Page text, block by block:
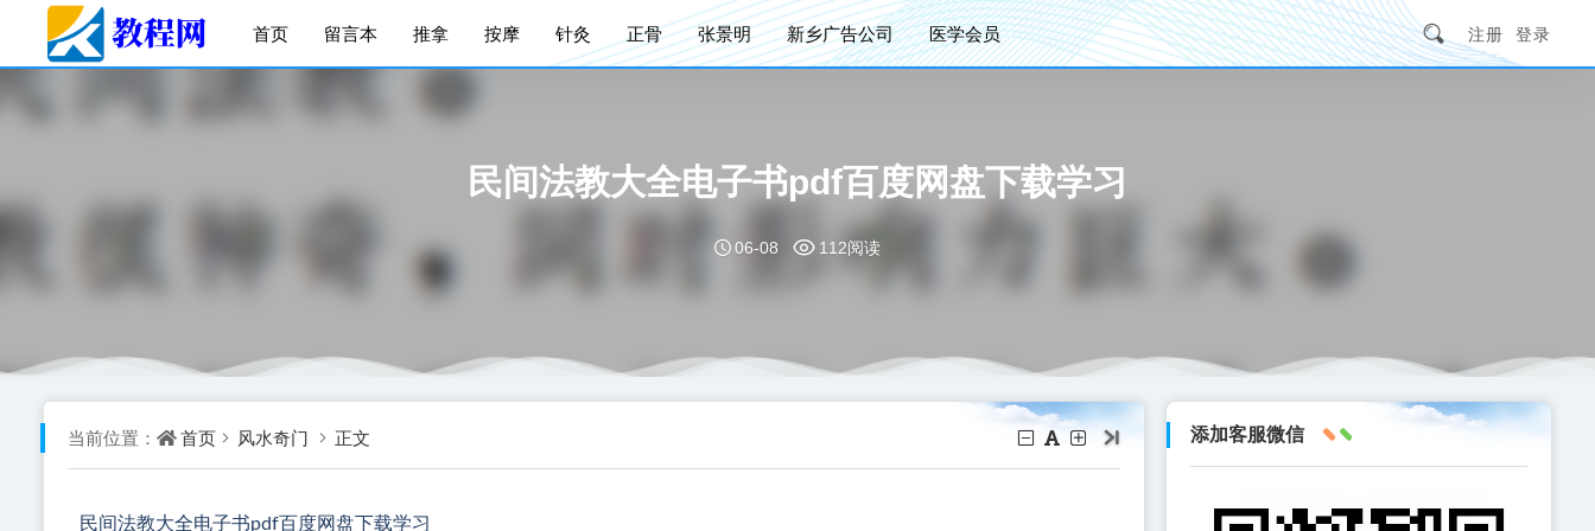
首页 留言本 推拿 按摩 针灸 正骨 张景明 新乡广告公司 医学会员 注册 登录
民间法教大全电子书pdf百度网盘下载学习
06-08 112阅读
当前位置： 首页 风水奇门 正文
民间法教大全电子书pdf百度网盘下载学习
添加客服微信